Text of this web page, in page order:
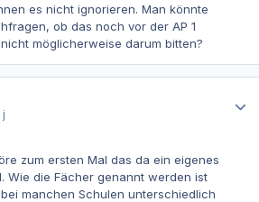
es nicht ignorieren. Man könnte
ob das noch vor der AP 1
möglicherweise darum bitten?
j
zum ersten Mal das da ein eigenes
Wie die Fächer genannt werden ist
manchen Schulen unterschiedlich